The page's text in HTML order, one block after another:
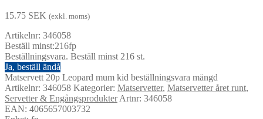
15.75 SEK (exkl. moms)
Artikelnr: 346058
Beställ minst:216fp
Beställningsvara. Beställ minst 216 st.
Ja, beställ ändå
Matservett 20p Leopard mum kid beställningsvara mängd
Artikelnr: 346058 Kategorier: Matservetter, Matservetter året runt,
Servetter & EngångsprodukterArtnr: 346058
EAN: 4065657003732